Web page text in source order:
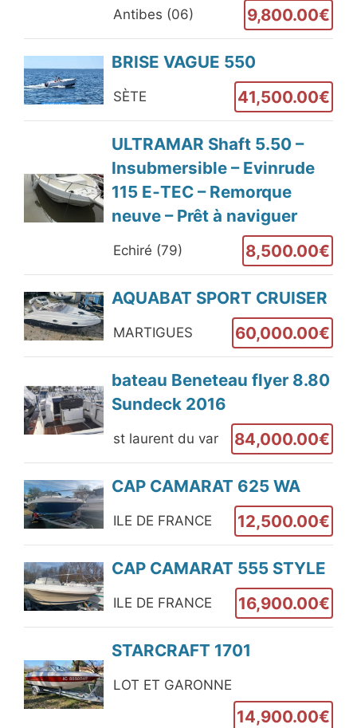
Antibes (06) 9,800.00€
BRISE VAGUE 550
SÈTE 41,500.00€
ULTRAMAR Shaft 5.50 –
Insubmersible – Evinrude
115 E‑TEC – Remorque
neuve – Prêt à naviguer
Echiré (79) 8,500.00€
AQUABAT SPORT CRUISER
MARTIGUES 60,000.00€
bateau Beneteau flyer 8.80
Sundeck 2016
st laurent du var 84,000.00€
CAP CAMARAT 625 WA
ILE DE FRANCE 12,500.00€
CAP CAMARAT 555 STYLE
ILE DE FRANCE 16,900.00€
STARCRAFT 1701
LOT ET GARONNE
14,900.00€